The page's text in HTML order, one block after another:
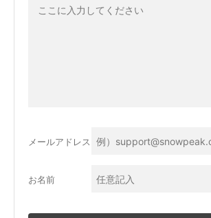
メールアドレス
お名前